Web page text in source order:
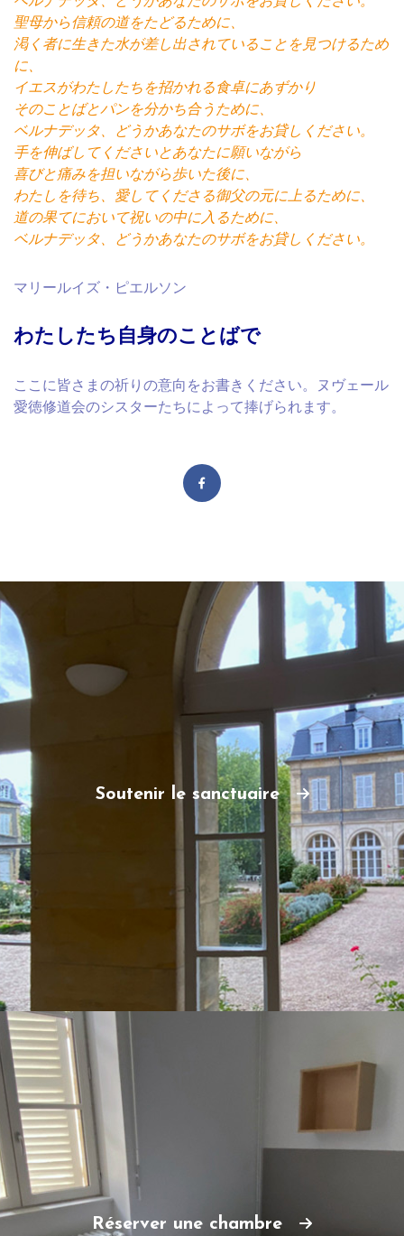
聖母から信頼の道をたどるために、
渇く者に生きた水が差し出されていることを見つけるため
に、
イエスがわたしたちを招かれる食卓にあずかり
そのことばとパンを分かち合うために、
ベルナデッタ、どうかあなたのサボをお貸しください。
手を伸ばしてくださいとあなたに願いながら
喜びと痛みを担いながら歩いた後に、
わたしを待ち、愛してくださる御父の元に上るために、
道の果てにおいて祝いの中に入るために、
ベルナデッタ、どうかあなたのサボをお貸しください。
マリールイズ・ピエルソン
わたしたち自身のことばで
ここに皆さまの祈りの意向をお書きください。ヌヴェール
愛徳修道会のシスターたちによって捧げられます。
Soutenir le sanctuaire
Réserver une chambre